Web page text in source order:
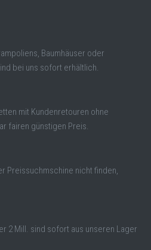
Baumhäuser oder
bei uns sofort erhältlich.
mit Kundenretouren ohne
fairen günstigen Preis.
Preissuchmschine nicht finden,
2 Mill. sind sofort aus unseren Lager